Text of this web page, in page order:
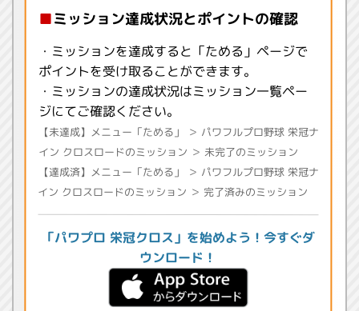
■ミッション達成状況とポイントの確認
・ミッションを達成すると「ためる」ページで
ポイントを受け取ることができます。
・ミッションの達成状況はミッション一覧ペー
ジにてご確認ください。
【未達成】メニュー「ためる」 ＞ パワフルプロ野球 栄冠ナ
イン クロスロードのミッション ＞ 未完了のミッション
【達成済】メニュー「ためる」 ＞ パワフルプロ野球 栄冠ナ
イン クロスロードのミッション ＞ 完了済みのミッション
「パワプロ 栄冠クロス」を始めよう！今すぐダ
ウンロード！